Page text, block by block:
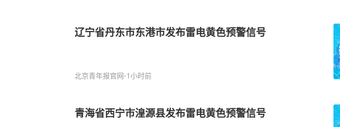
辽宁省丹东市东港市发布雷电黄色预警信号
北京青年报官网-1小时前
青海省西宁市湟源县发布雷电黄色预警信号